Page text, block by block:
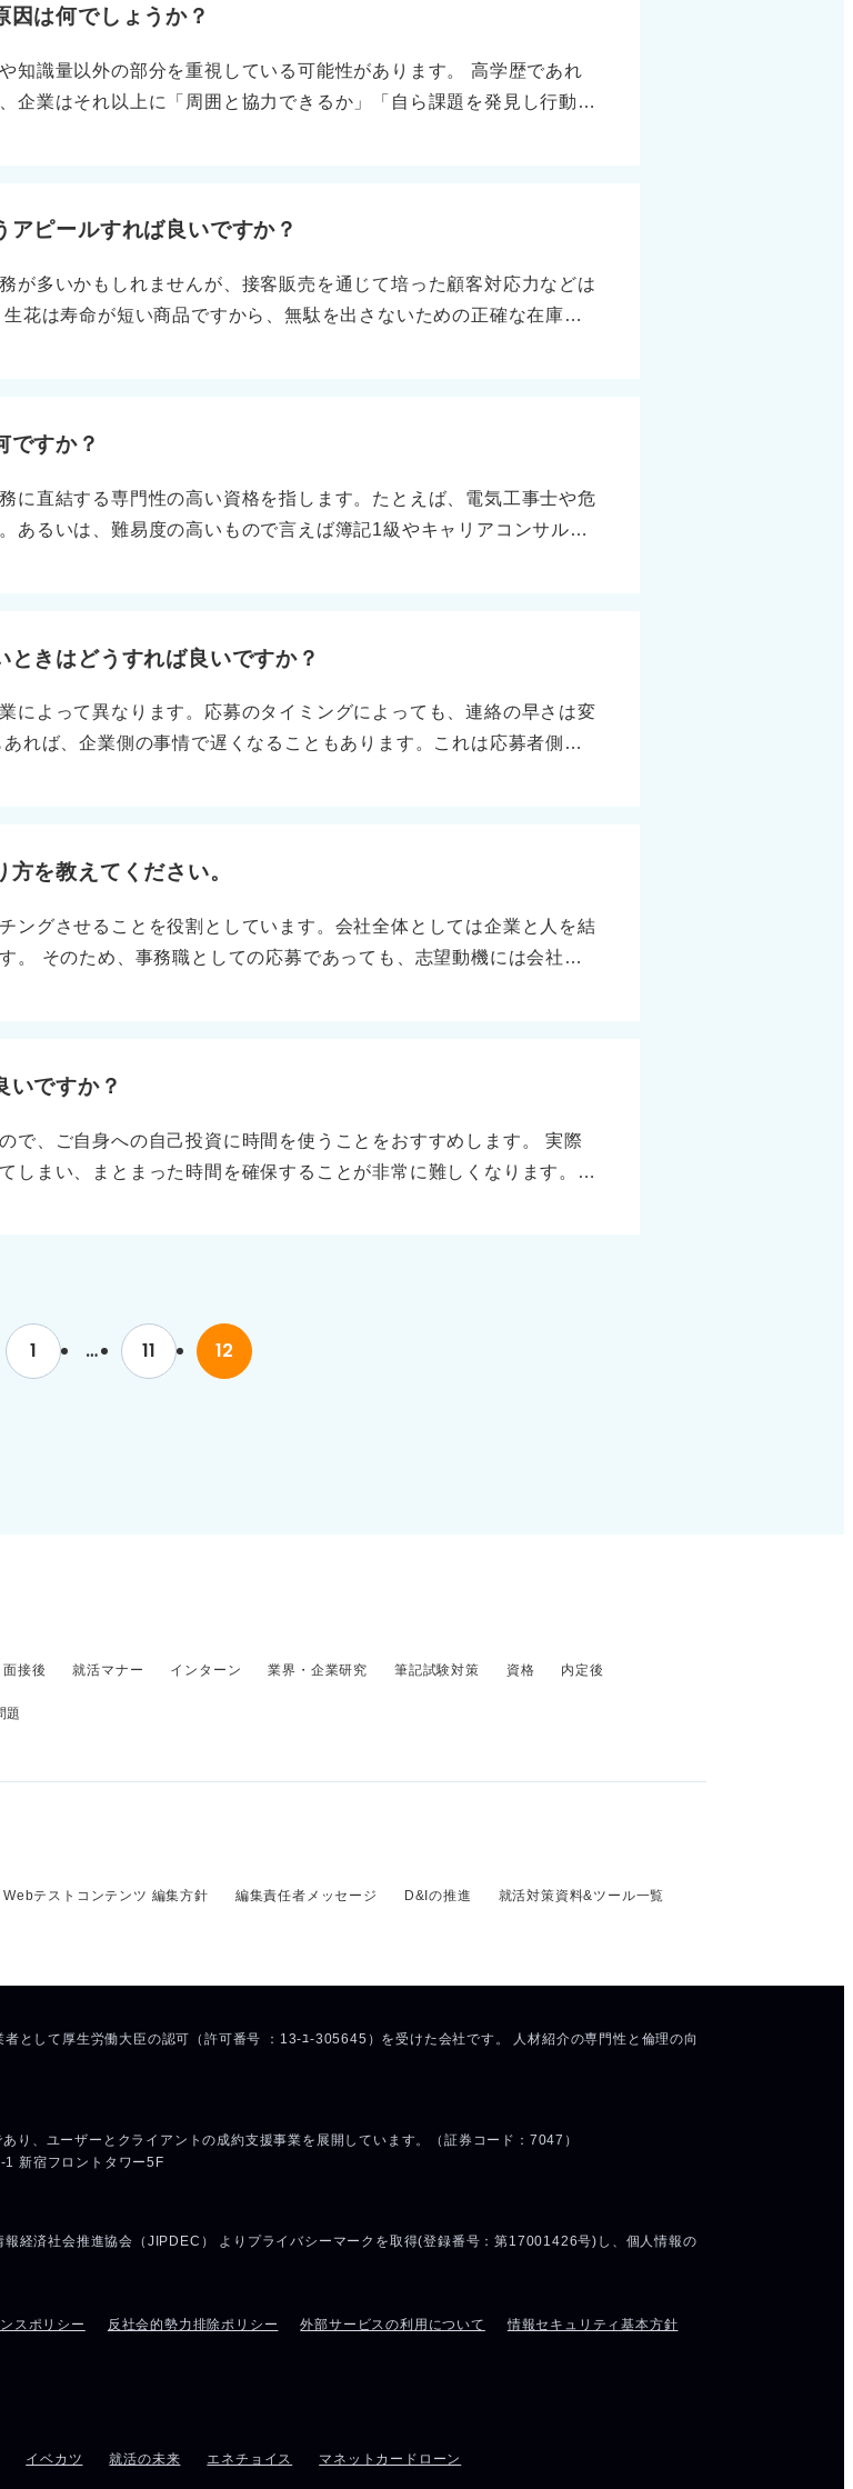
因は何でしょうか？
知識量以外の部分を重視している可能性があります。 高学歴であれ
企業はそれ以上に「周囲と協力できるか」「自ら課題を発見し行動で
移して成果を出したか、プロセスを伝えることが大切です。 テスト
数のメンバーと協力して何かに取り組んだ経験を話すことで、「知
う印象を残せるようにしましょう。
ピールすれば良いですか？
が多いかもしれませんが、接客販売を通じて培った顧客対応力などは
花は寿命が短い商品ですから、無駄を出さないための正確な在庫管
屋でしかできないこと」として狭く捉えるのではなく、数値への意
数値も添えましょう。異業種への転職であっても十分に伝わる内容に
のではなく、どの企業でも必要とされるビジネス基礎能力への翻訳
ですか？
に直結する専門性の高い資格を指します。たとえば、電気工事士や危
あるいは、難易度の高いもので言えば簿記1級やキャリアコンサルタ
する際は、単に資格名を書くだけでなく、なぜその資格に関心を持
得すること自体に高い意欲や目的意識が必要な場合が多いため、そ
たいと思っています。 「なぜ取ろうと思ったのか」「取得してどの
きはどうすれば良いですか？
によって異なります。応募のタイミングによっても、連絡の早さは変
れば、企業側の事情で遅くなることもあります。これは応募者側に
絡から2週間程度経過したタイミングで、確認の連絡を入れてみても
非常に関心があるため、今後のスケジュールや進捗を教えていただ
合わせて予定を開けておきたいと思っております」といった言葉を添
を教えてください。
ングさせることを役割としています。会社全体としては企業と人を結
。 そのため、事務職としての応募であっても、志望動機には会社の
ます。 人と組織をつないだ具体的な経験を盛り込もう 具体的なエピ
された」経験でも良いです。組織や人とのかかわりをつくった経験が
とアピールに効果的なのでおすすめです。 金銭が発生していなくて
いですか？
で、ご自身への自己投資に時間を使うことをおすすめします。 実際
しまい、まとまった時間を確保することが非常に難しくなります。
もちろん勉強だけでなく、全力で遊んだり趣味に没頭したりしまし
満足感を得るためには、長期旅行や、会いたい人に会うことが大切
1 … 11 12
面接後 就活マナー インターン 業界・企業研究 筆記試験対策 資格 内定後
題
Webテストコンテンツ 編集方針 編集責任者メッセージ D&Iの推進 就活対策資料&ツール一覧
スポリシー 反社会的勢力排除ポリシー 外部サービスの利用について
情報セキュリティ基本方針